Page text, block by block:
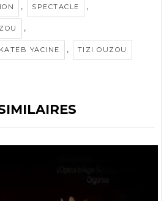
, SPECTACLE ,
,
YACINE , TIZI OUZOU